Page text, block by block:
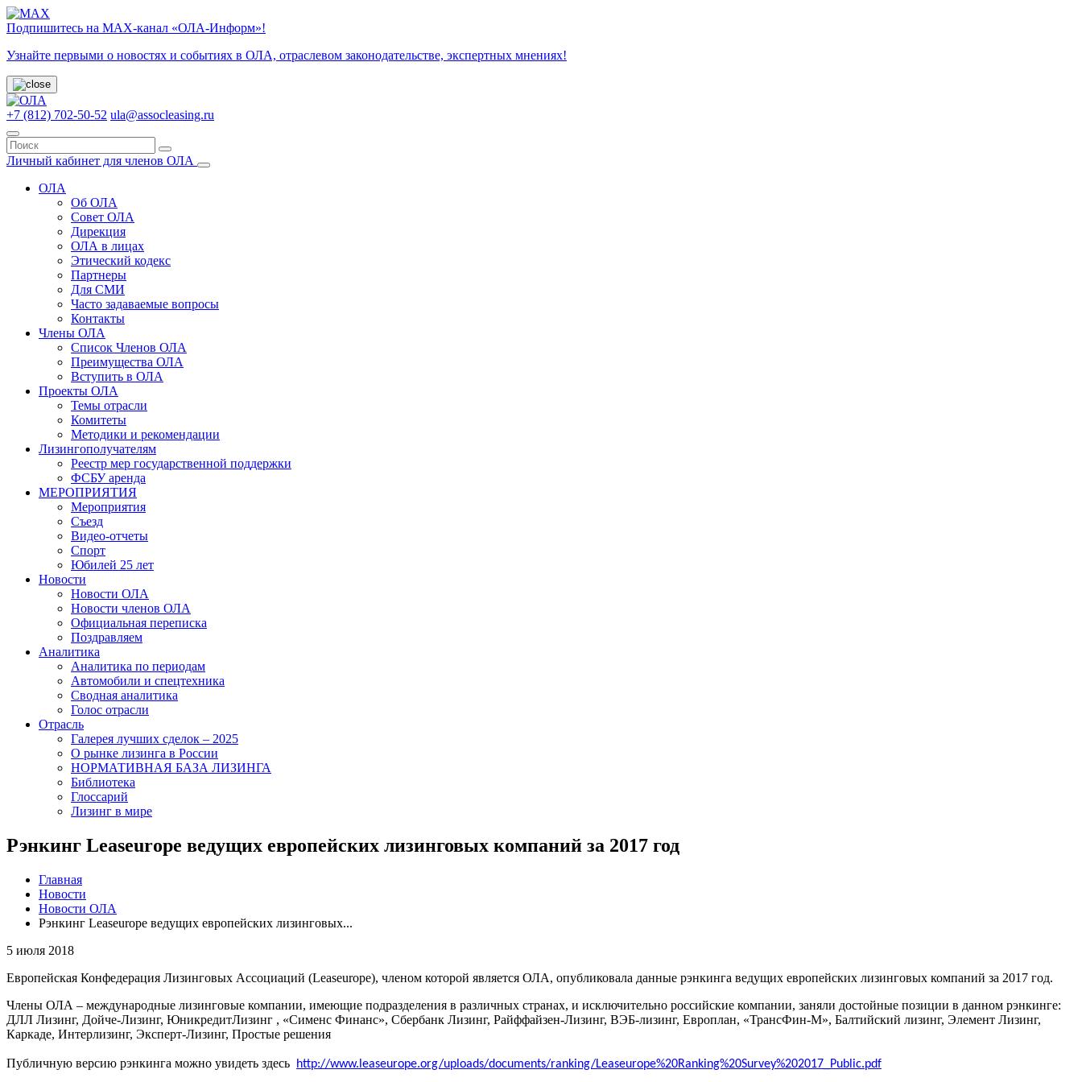
Подпишитесь на МАХ-канал «ОЛА-Информ»!
Узнайте первыми о новостях и событиях в ОЛА, отраслевом законодательстве, экспертных мнениях!
+7 (812) 702-50-52 ula@assocleasing.ru
Личный кабинет для членов ОЛА
ОЛА
Об ОЛА
Совет ОЛА
Дирекция
ОЛА в лицах
Этический кодекс
Партнеры
Для СМИ
Часто задаваемые вопросы
Контакты
Члены ОЛА
Список Членов ОЛА
Преимущества ОЛА
Вступить в ОЛА
Проекты ОЛА
Темы отрасли
Комитеты
Методики и рекомендации
Лизингополучателям
Реестр мер государственной поддержки
ФСБУ аренда
МЕРОПРИЯТИЯ
Мероприятия
Съезд
Видео-отчеты
Спорт
Юбилей 25 лет
Новости
Новости ОЛА
Новости членов ОЛА
Официальная переписка
Поздравляем
Аналитика
Аналитика по периодам
Автомобили и спецтехника
Сводная аналитика
Голос отрасли
Отрасль
Галерея лучших сделок – 2025
О рынке лизинга в России
НОРМАТИВНАЯ БАЗА ЛИЗИНГА
Библиотека
Глоссарий
Лизинг в мире
Рэнкинг Leaseurope ведущих европейских лизинговых компаний за 2017 год
Главная
Новости
Новости ОЛА
Рэнкинг Leaseurope ведущих европейских лизинговых...
5 июля 2018
Европейская Конфедерация Лизинговых Ассоциаций (Leaseurope), членом которой является ОЛА, опубликовала данные рэнкинга ведущих европейских лизинговых компаний за 2017 год.
Члены ОЛА – международные лизинговые компании, имеющие подразделения в различных странах, и исключительно российские компании, заняли достойные позиции в данном рэнкинге:
ДЛЛ Лизинг, Дойче-Лизинг, ЮникредитЛизинг , «Сименс Финанс», Сбербанк Лизинг, Райффайзен-Лизинг, ВЭБ-лизинг, Европлан, «ТрансФин-М», Балтийский лизинг, Элемент Лизинг,
Каркаде, Интерлизинг, Эксперт-Лизинг, Простые решения
Публичную версию рэнкинга можно увидеть здесь http://www.leaseurope.org/uploads/documents/ranking/Leaseurope%20Ranking%20Survey%202017_Public.pdf